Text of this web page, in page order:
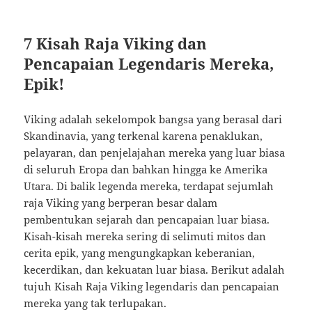
7 Kisah Raja Viking dan
Pencapaian Legendaris Mereka,
Epik!
Viking adalah sekelompok bangsa yang berasal dari
Skandinavia, yang terkenal karena penaklukan,
pelayaran, dan penjelajahan mereka yang luar biasa
di seluruh Eropa dan bahkan hingga ke Amerika
Utara. Di balik legenda mereka, terdapat sejumlah
raja Viking yang berperan besar dalam
pembentukan sejarah dan pencapaian luar biasa.
Kisah-kisah mereka sering di selimuti mitos dan
cerita epik, yang mengungkapkan keberanian,
kecerdikan, dan kekuatan luar biasa. Berikut adalah
tujuh Kisah Raja Viking legendaris dan pencapaian
mereka yang tak terlupakan.